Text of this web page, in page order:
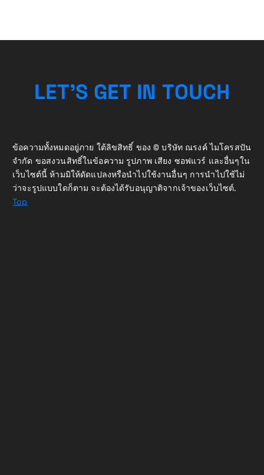
LET’S GET IN TOUCH
ข้อความทั้งหมดอยู่ภาย ใต้ลิขสิทธิ์ ของ © บริษัท ณรงค์ ไมโครสปัน
จำกัด ขอสงวนสิทธิ์ในข้อความ รูปภาพ เสียง ซอฟแวร์ และอื่นๆใน
เว็บไซต์นี้ ห้ามมิให้ดัดแปลงหรือนำไปใช้งานอื่นๆ การนำไปใช้ไม่
ว่าจะรูปแบบใดก็ตาม จะต้องได้รับอนุญาติจากเจ้าของเว็บไซต์.
Top